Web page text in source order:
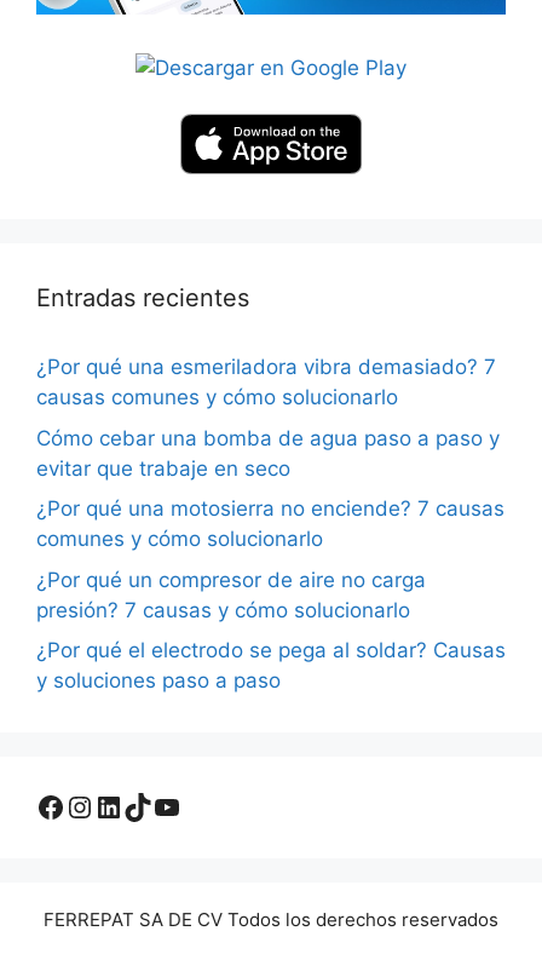
Entradas recientes
¿Por qué una esmeriladora vibra demasiado? 7
causas comunes y cómo solucionarlo
Cómo cebar una bomba de agua paso a paso y
evitar que trabaje en seco
¿Por qué una motosierra no enciende? 7 causas
comunes y cómo solucionarlo
¿Por qué un compresor de aire no carga
presión? 7 causas y cómo solucionarlo
¿Por qué el electrodo se pega al soldar? Causas
y soluciones paso a paso
Facebook
Instagram
LinkedIn
TikTok
YouTube
FERREPAT SA DE CV Todos los derechos reservados